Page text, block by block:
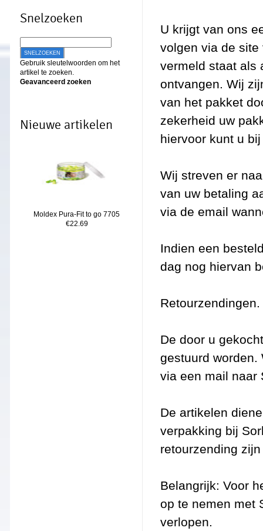
Snelzoeken
SNELZOEKEN
Gebruik sleutelwoorden om het
artikel te zoeken.
Geavanceerd zoeken
Nieuwe artikelen
Moldex Pura-Fit to go 7705
€22.69
U krijgt van ons
volgen via de site
vermeld staat als
ontvangen. Wij
van het pakket
zekerheid uw
hiervoor kunt u
Wij streven er
van uw betaling
via de email
Indien een
dag nog hiervan
Retourzendingen.
De door u
gestuurd worden.
via een mail naar
De artikelen
verpakking bij
retourzending
Belangrijk: Voor
op te nemen met
verlopen.